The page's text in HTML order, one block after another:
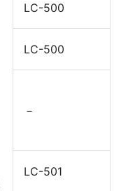
LC-500
LC-500
－
LC-501